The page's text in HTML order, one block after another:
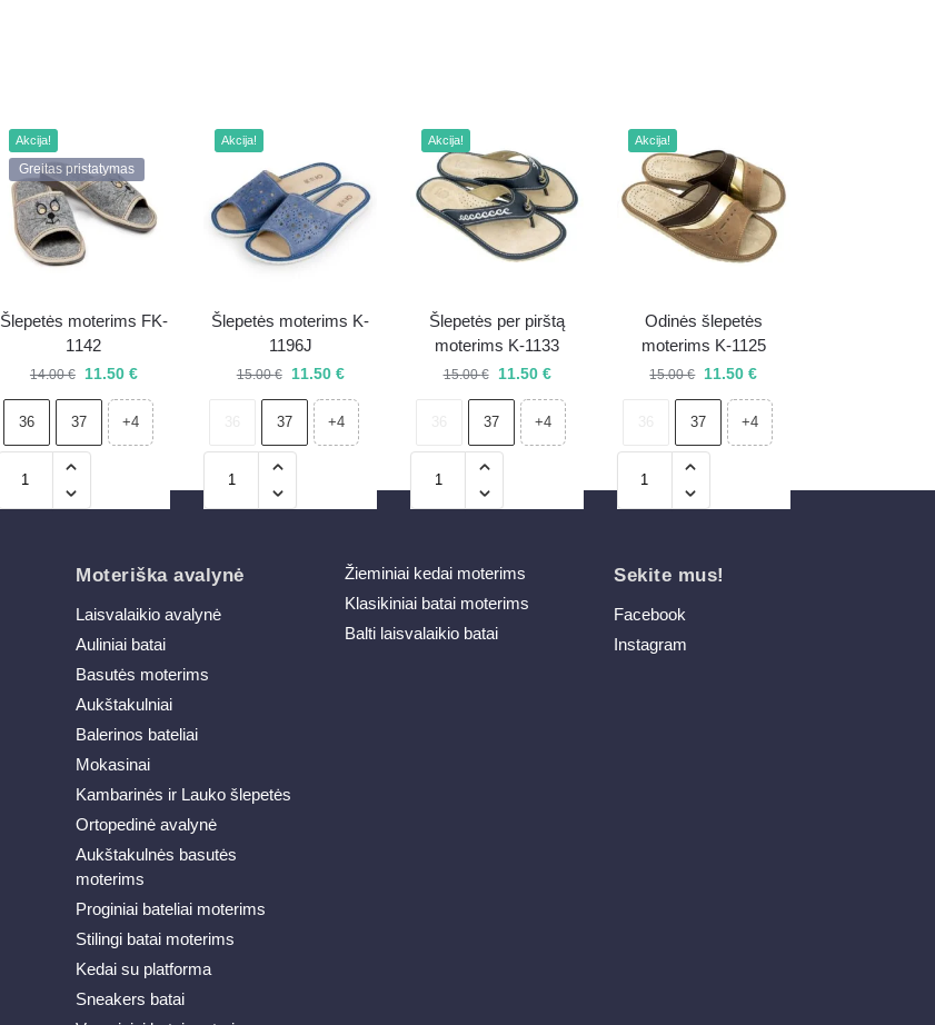
Akcija!
Greitas pristatymas
Šlepetės moterims FK-
1142
14.00€ 11.50 €
36 37 +4
Akcija!
Šlepetės moterims K-
1196J
15.00€ 11.50 €
37 +4
Akcija!
Šlepetės per pirštą
moterims K-1133
15.00€ 11.50 €
37 +4
Akcija!
Odinės šlepetės
moterims K-1125
15.00€ 11.50€
37 +4
Moteriška avalynė
Laisvalaikio avalynė
Auliniai batai
Basutės moterims
Aukštakulniai
Balerinos bateliai
Mokasinai
Kambarinės ir Lauko šlepetės
Ortopedinė avalynė
Aukštakulnės basutės
moterims
Proginiai bateliai moterims
Stilingi batai moterims
Kedai su platforma
Sneakers batai
Žieminiai kedai moterims
Klasikiniai batai moterims
Balti laisvalaikio batai
Sekite mus!
Facebook
Instagram